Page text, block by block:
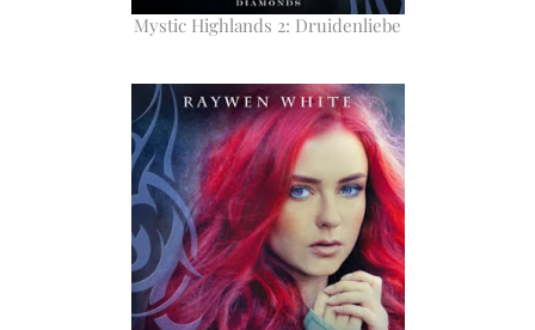
Mystic Highlands 2: Druidenliebe